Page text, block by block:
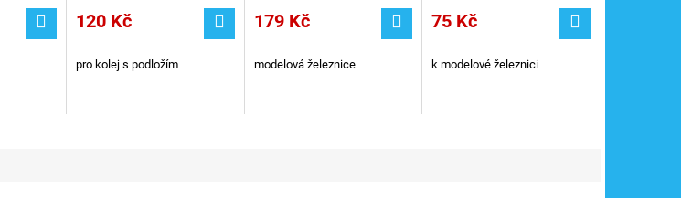
120 Kč
pro kolej s podložím
179 Kč
modelová železnice
75 Kč
k modelové železnici